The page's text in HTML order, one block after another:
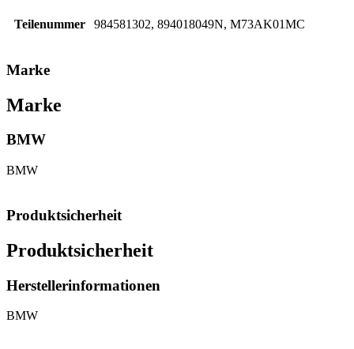
Teilenummer 984581302, 894018049N, M73AK01MC
Marke
Marke
BMW
BMW
Produktsicherheit
Produktsicherheit
Herstellerinformationen
BMW